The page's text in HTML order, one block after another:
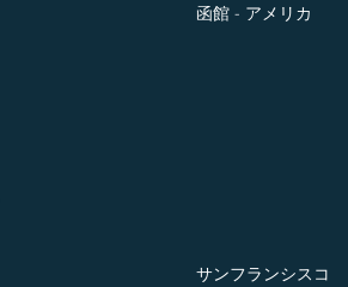
函館 - アメリカ
サンフランシスコ